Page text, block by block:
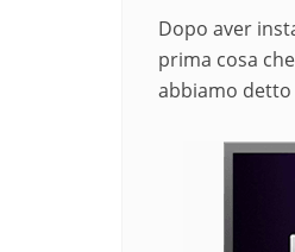
Dopo aver
prima cosa
abbiamo detto